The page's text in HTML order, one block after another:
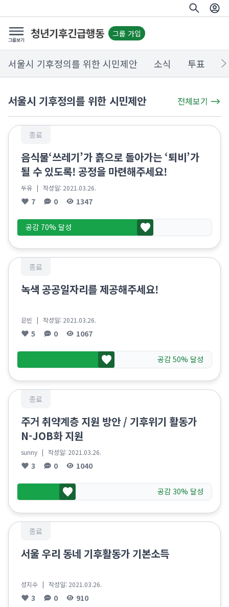
청년기후긴급행동 그룹 가입
서울시 기후정의를 위한 시민제안 소식 투표
서울시 기후정의를 위한 시민제안
종료
음식물‘쓰레기’가 흙으로 돌아가는 ‘퇴비’가
될 수 있도록! 공정을 마련해주세요!
두유 | 작성일: 2021.03.26.
7 0 1347
공감 70% 달성
종료
녹색 공공일자리를 제공해주세요!
은빈 | 작성일: 2021.03.26.
5 0 1067
공감 50% 달성
종료
주거 취약계층 지원 방안 / 기후위기 활동가
N-JOB화 지원
sunny | 작성일: 2021.03.26.
3 0 1040
공감 30% 달성
종료
서울 우리 동네 기후활동가 기본소득
성지수 | 작성일: 2021.03.26.
3 0 910
전체보기